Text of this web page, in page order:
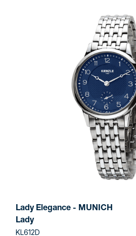
Lady Elegance - MUNICH
Lady
KL612D